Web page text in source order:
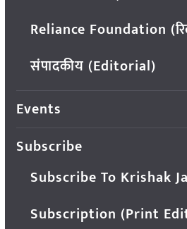
Reliance Foundation
संपादकीय (Editorial)
Events
Subscribe
Subscribe To Krishak
Subscription (Print